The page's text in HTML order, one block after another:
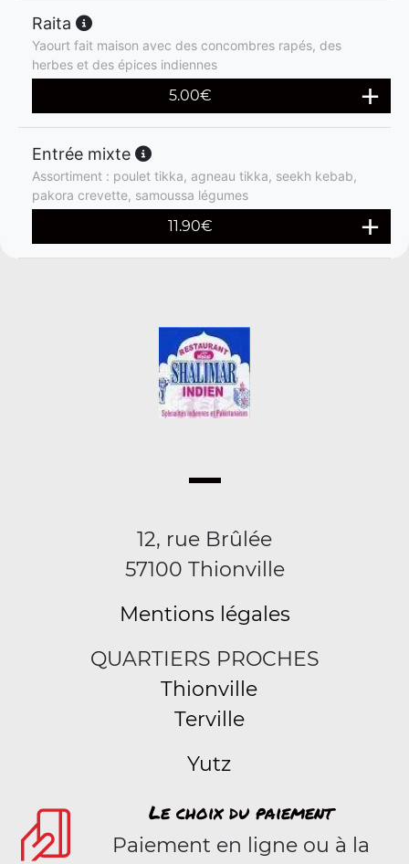
Raita
Yaourt fait maison avec des concombres rapés, des
herbes et des épices indiennes
5.00€
Entrée mixte
Assortiment : poulet tikka, agneau tikka, seekh kebab,
pakora crevette, samoussa légumes
11.90€
12, rue Brûlée
57100 Thionville
Mentions légales
QUARTIERS PROCHES
Thionville
Terville
Yutz
Le choix du paiement
Paiement en ligne ou à la